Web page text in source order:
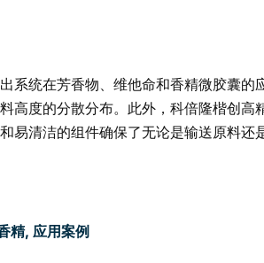
系统在芳香物、维他命和香精微胶囊的
高度的分散分布。此外，科倍隆楷创高
易清洁的组件确保了无论是输送原料还
精, 应用案例